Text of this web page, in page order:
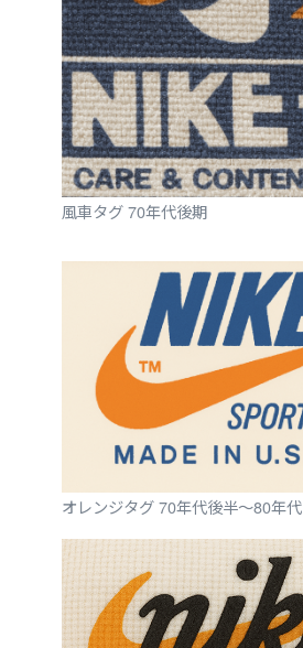
風車タグ 70年代後期
オレンジタグ 70年代後半～80年代